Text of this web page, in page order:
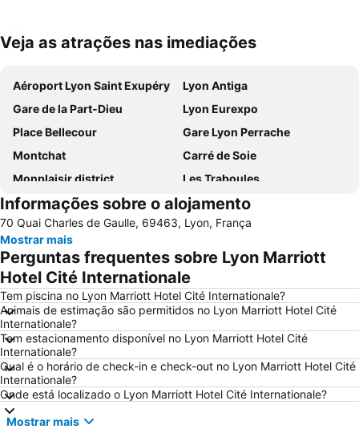
Ampliar mapa
Veja as atrações nas imediações
Aéroport Lyon Saint Exupéry
Lyon Antiga
Gare de la Part-Dieu
Lyon Eurexpo
Place Bellecour
Gare Lyon Perrache
Montchat
Carré de Soie
Monplaisir district
Les Traboules
Vaise
Mercado de Natal
Mermoz
Hôtel de ville de Lyon
Confluence
Centre Commercial la Part-Dieu
Basilica of Notre-Dame de Fourvière
OL Store Lyon Centre
Les Brotteaux
Bellecombe
Part-Dieu Quarter
Serin
Perrache
Le Point-du-Jour
Musée des Confluences
Stade de Gerland
Sanctuaire d'Ars
Cité médiévale de Pérouges
Informações sobre o alojamento
70 Quai Charles de Gaulle, 69463, Lyon, França
Mostrar mais
Perguntas frequentes sobre Lyon Marriott
Hotel Cité Internationale
Tem piscina no Lyon Marriott Hotel Cité Internationale?
Animais de estimação são permitidos no Lyon Marriott Hotel Cité
Internationale?
Tem estacionamento disponível no Lyon Marriott Hotel Cité
Internationale?
Qual é o horário de check-in e check-out no Lyon Marriott Hotel Cité
Internationale?
Onde está localizado o Lyon Marriott Hotel Cité Internationale?
Mostrar mais